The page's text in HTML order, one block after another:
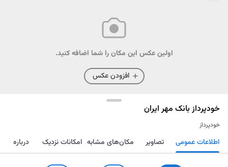
اولین عکس این مکان را شما اضافه کنید.
افزودن عکس
خودپرداز بانک مهر ایران
خودپرداز
مسیریابی ذخیره ارسال اطلاعات عمومی تصاویر مکان‌های مشابه امکانات نزدیک درباره